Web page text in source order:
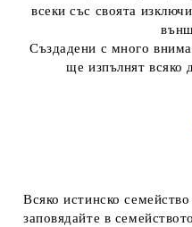
всеки със своята
Създадени с много
ще изпълнят всяко
Всяко истинско
заповядайте в